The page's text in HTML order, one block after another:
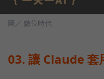
圖／ 數位時代
03. 讓 Claude 套